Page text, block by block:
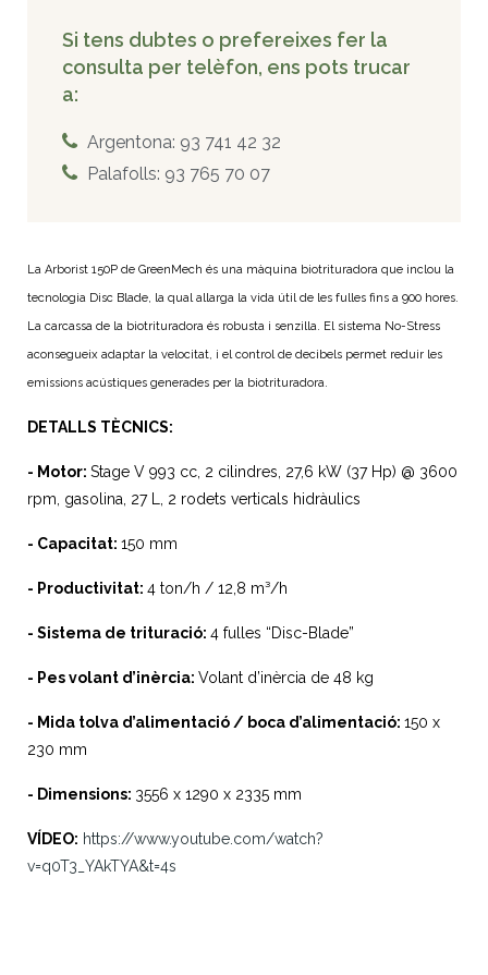
Si tens dubtes o prefereixes fer la
consulta per telèfon, ens pots trucar
a:
Argentona: 93 741 42 32
Palafolls: 93 765 70 07
La Arborist 150P de GreenMech és una màquina biotrituradora que inclou la
tecnologia Disc Blade, la qual allarga la vida útil de les fulles fins a 900 hores.
La carcassa de la biotrituradora és robusta i senzilla. El sistema No-Stress
aconsegueix adaptar la velocitat, i el control de decibels permet reduir les
emissions acústiques generades per la biotrituradora.
DETALLS TÈCNICS:
- Motor: Stage V 993 cc, 2 cilindres, 27,6 kW (37 Hp) @ 3600
rpm, gasolina, 27 L, 2 rodets verticals hidràulics
- Capacitat: 150 mm
- Productivitat: 4 ton/h / 12,8 m³/h
- Sistema de trituració: 4 fulles “Disc-Blade”
- Pes volant d’inèrcia: Volant d’inèrcia de 48 kg
- Mida tolva d’alimentació / boca d’alimentació: 150 x
230 mm
- Dimensions: 3556 x 1290 x 2335 mm
VÍDEO: https://www.youtube.com/watch?
v=q0T3_YAkTYA&t=4s